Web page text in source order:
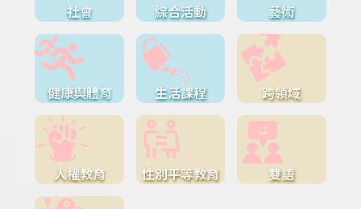
社會 綜合活動 藝術
健康與體育 生活課程 跨領域
人權教育 性別平等教育 雙語